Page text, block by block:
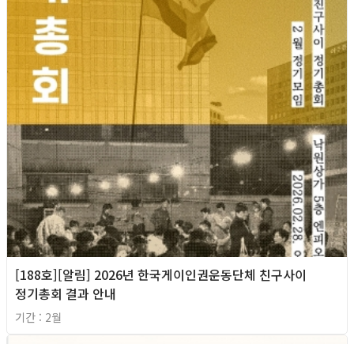
[188호][알림] 2026년 한국게이인권운동단체 친구사이
정기총회 결과 안내
기간 : 2월